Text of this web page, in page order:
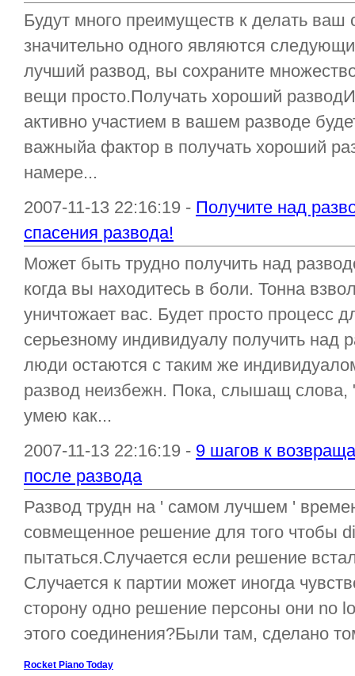
Будут много преимуществ к делать ваш
значительно одного являются
лучший развод, вы сохраните
вещи просто.Получать хороший
активно участием в вашем разводе
важныйа фактор в получать хороший
намере...
2007-11-13 22:16:19 - Получите над
спасения развода!
Может быть трудно получить над
когда вы находитесь в боли. Тонна
уничтожает вас. Будет просто процесс
серьезному индивидуалу получить над
люди остаются с таким же
развод неизбежн. Пока, слышащ
умею как...
2007-11-13 22:16:19 - 9 шагов к
после развода
Развод трудн на ' самом лучшем '
совмещенное решение для того чтобы
пытаться.Случается если решение
Случается к партии может иногда
сторону одно решение персоны они no
этого соединения?Были там, сделано
Rocket Piano Today